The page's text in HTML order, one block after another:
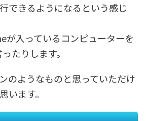
できるようになるという感じ
が入っているコンピューターを
たりします。
のようなものと思っていただけ
います。